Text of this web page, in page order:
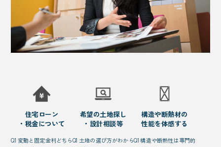
住宅ローン
・税金について
Q1 変動と固定金利どちら
希望の土地探し
・設計相談等
Q1 土地の選び方がわから
構造や断熱材の
性能を体感する
Q1 構造や断熱性は専門的